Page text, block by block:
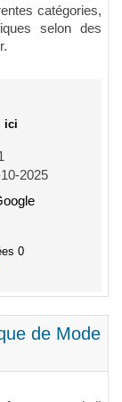
catégories,
selon des
ici
2025
0
de Mode